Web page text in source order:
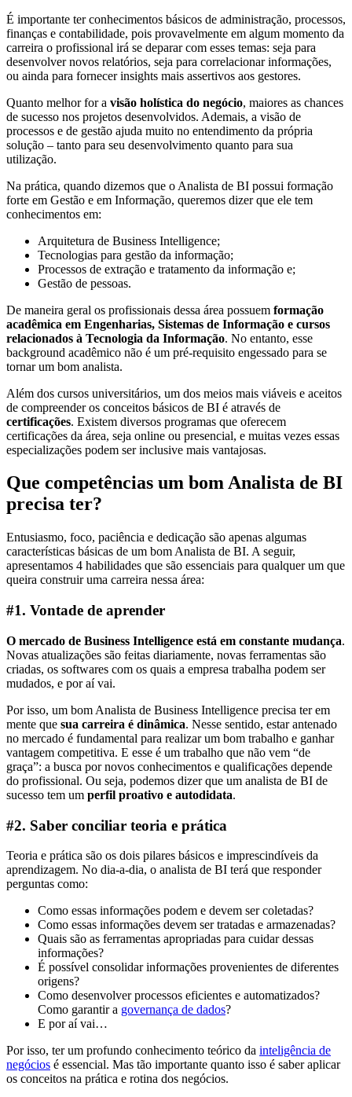
É importante ter conhecimentos básicos de administração, processos,
finanças e contabilidade, pois provavelmente em algum momento da
carreira o profissional irá se deparar com esses temas: seja para
desenvolver novos relatórios, seja para correlacionar informações,
ou ainda para fornecer insights mais assertivos aos gestores.
Quanto melhor for a visão holística do negócio, maiores as chances
de sucesso nos projetos desenvolvidos. Ademais, a visão de
processos e de gestão ajuda muito no entendimento da própria
solução – tanto para seu desenvolvimento quanto para sua
utilização.
Na prática, quando dizemos que o Analista de BI possui formação
forte em Gestão e em Informação, queremos dizer que ele tem
conhecimentos em:
Arquitetura de Business Intelligence;
Tecnologias para gestão da informação;
Processos de extração e tratamento da informação e;
Gestão de pessoas.
De maneira geral os profissionais dessa área possuem formação
acadêmica em Engenharias, Sistemas de Informação e cursos
relacionados à Tecnologia da Informação. No entanto, esse
background acadêmico não é um pré-requisito engessado para se
tornar um bom analista.
Além dos cursos universitários, um dos meios mais viáveis e aceitos
de compreender os conceitos básicos de BI é através de
certificações. Existem diversos programas que oferecem
certificações da área, seja online ou presencial, e muitas vezes essas
especializações podem ser inclusive mais vantajosas.
Que competências um bom Analista de BI
precisa ter?
Entusiasmo, foco, paciência e dedicação são apenas algumas
características básicas de um bom Analista de BI. A seguir,
apresentamos 4 habilidades que são essenciais para qualquer um que
queira construir uma carreira nessa área:
#1. Vontade de aprender
O mercado de Business Intelligence está em constante mudança.
Novas atualizações são feitas diariamente, novas ferramentas são
criadas, os softwares com os quais a empresa trabalha podem ser
mudados, e por aí vai.
Por isso, um bom Analista de Business Intelligence precisa ter em
mente que sua carreira é dinâmica. Nesse sentido, estar antenado
no mercado é fundamental para realizar um bom trabalho e ganhar
vantagem competitiva. E esse é um trabalho que não vem “de
graça”: a busca por novos conhecimentos e qualificações depende
do profissional. Ou seja, podemos dizer que um analista de BI de
sucesso tem um perfil proativo e autodidata.
#2. Saber conciliar teoria e prática
Teoria e prática são os dois pilares básicos e imprescindíveis da
aprendizagem. No dia-a-dia, o analista de BI terá que responder
perguntas como:
Como essas informações podem e devem ser coletadas?
Como essas informações devem ser tratadas e armazenadas?
Quais são as ferramentas apropriadas para cuidar dessas
informações?
É possível consolidar informações provenientes de diferentes
origens?
Como desenvolver processos eficientes e automatizados?
Como garantir a governança de dados?
E por aí vai…
Por isso, ter um profundo conhecimento teórico da inteligência de
negócios é essencial. Mas tão importante quanto isso é saber aplicar
os conceitos na prática e rotina dos negócios.